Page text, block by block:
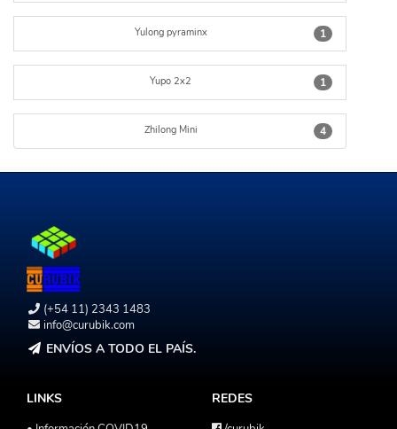
1
Yulong pyraminx
1
Yupo 2x2
4
Zhilong Mini
(+54 11) 2343 1483
info@curubik.com
ENVÍOS A TODO EL PAÍS.
LINKS REDES